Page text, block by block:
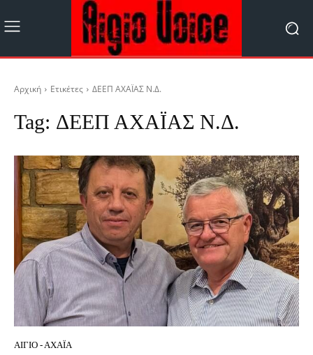
Αρχική Ετικέτες ΔΕΕΠ ΑΧΑΪΑΣ Ν.Δ.
Tag: ΔΕΕΠ ΑΧΑΪΑΣ Ν.Δ.
ΑΊΓΙΟ - ΑΧΑΪ́Α